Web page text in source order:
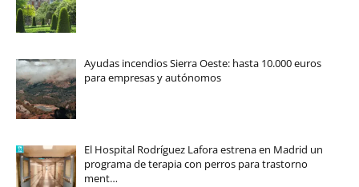
Ayudas incendios Sierra Oeste: hasta 10.000 euros
para empresas y autónomos
El Hospital Rodríguez Lafora estrena en Madrid un
programa de terapia con perros para trastorno
ment…